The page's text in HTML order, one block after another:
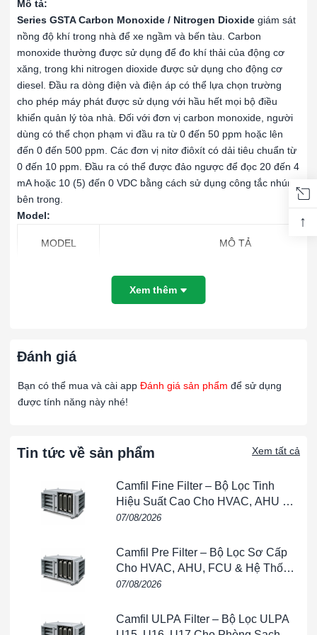
Mô tả:
Series GSTA Carbon Monoxide / Nitrogen Dioxide giám sát
nồng độ khí trong nhà để xe ngầm và bến tàu. Carbon
monoxide thường được sử dụng để đo khí thải của động cơ
xăng, trong khi nitrogen dioxide được sử dụng cho động cơ
diesel. Đầu ra dòng điện và điện áp có thể lựa chọn trường
cho phép máy phát được sử dụng với hầu hết mọi bộ điều
khiển quản lý tòa nhà. Đối với đơn vị carbon monoxide, người
dùng có thể chọn phạm vi đầu ra từ 0 đến 50 ppm hoặc lên
đến 0 đến 500 ppm. Các đơn vị nitơ điôxít có dải tiêu chuẩn từ
0 đến 10 ppm. Đầu ra có thể được đảo ngược để đọc 20 đến 4
mA hoặc 10 (5) đến 0 VDC bằng cách sử dụng công tắc nhúng
bên trong.
Model:
MODEL MÔ TẢ
Bộ truyền tín hiệu CO với đầu ra dòng điện
GSTA-C-LCD
Bộ truyền tín hiệu CO với đầu ra dòng điện
GSTA-N
Bộ truyền tín hiệu CO/NO2 với đầu ra dòng
GSTA-N-D
Bộ truyền tín hiệu NO2 với đầu ra dòng điện
GSTA-N-LCD
Bộ truyền tín hiệu NO2 với đầu ra dòng điện
phổ quát, màn hình LCD
Xem thêm
Đánh giá
Bạn có thể mua và cài app Đánh giá sản phẩm để sử dụng
được tính năng này nhé!
Tin tức về sản phẩm Xem tất cả
Camfil Fine Filter – Bộ Lọc Tinh
Hiệu Suất Cao Cho HVAC, AHU &
Phòng Sạch
07/08/2026
Camfil Pre Filter – Bộ Lọc Sơ Cấp
Cho HVAC, AHU, FCU & Hệ Thống
Thông Gió
07/08/2026
Camfil ULPA Filter – Bộ Lọc ULPA
↑